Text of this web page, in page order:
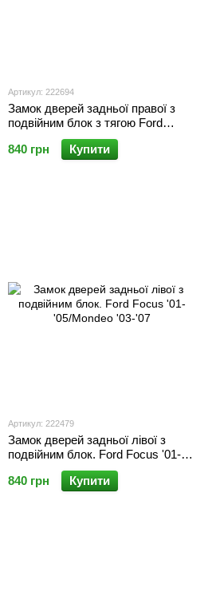
Артикул: 222694
Замок дверей задньої правої з
подвійним блок з тягою Ford
Focus '01-'05/Mondeo '03-'07
840 грн
Купити
Артикул: 222479
Замок дверей задньої лівої з
подвійним блок. Ford Focus '01-
'05/Mondeo '03-'07
840 грн
Купити